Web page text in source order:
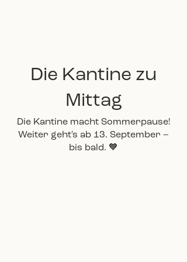
Die Kantine zu
Mittag
Die Kantine macht Sommerpause!
Weiter geht's ab 13. September –
bis bald. 🧡